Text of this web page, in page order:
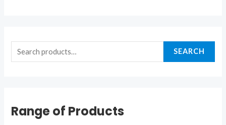
SEARCH
Range of Products